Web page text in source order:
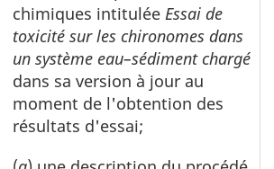
chimiques intitulée Essai de
toxicité sur les chironomes dans
un système eau–sédiment chargé
dans sa version à jour au
moment de l'obtention des
résultats d'essai;